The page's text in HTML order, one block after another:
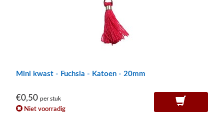
Mini kwast - Fuchsia - Katoen - 20mm
€0,50 per stuk
Niet voorradig